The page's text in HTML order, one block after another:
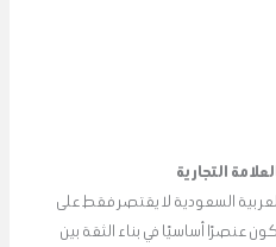
التجارية
العربية السعودية لا يقتصر فقط على
عنصرًا أساسيًا في بناء الثقة بين